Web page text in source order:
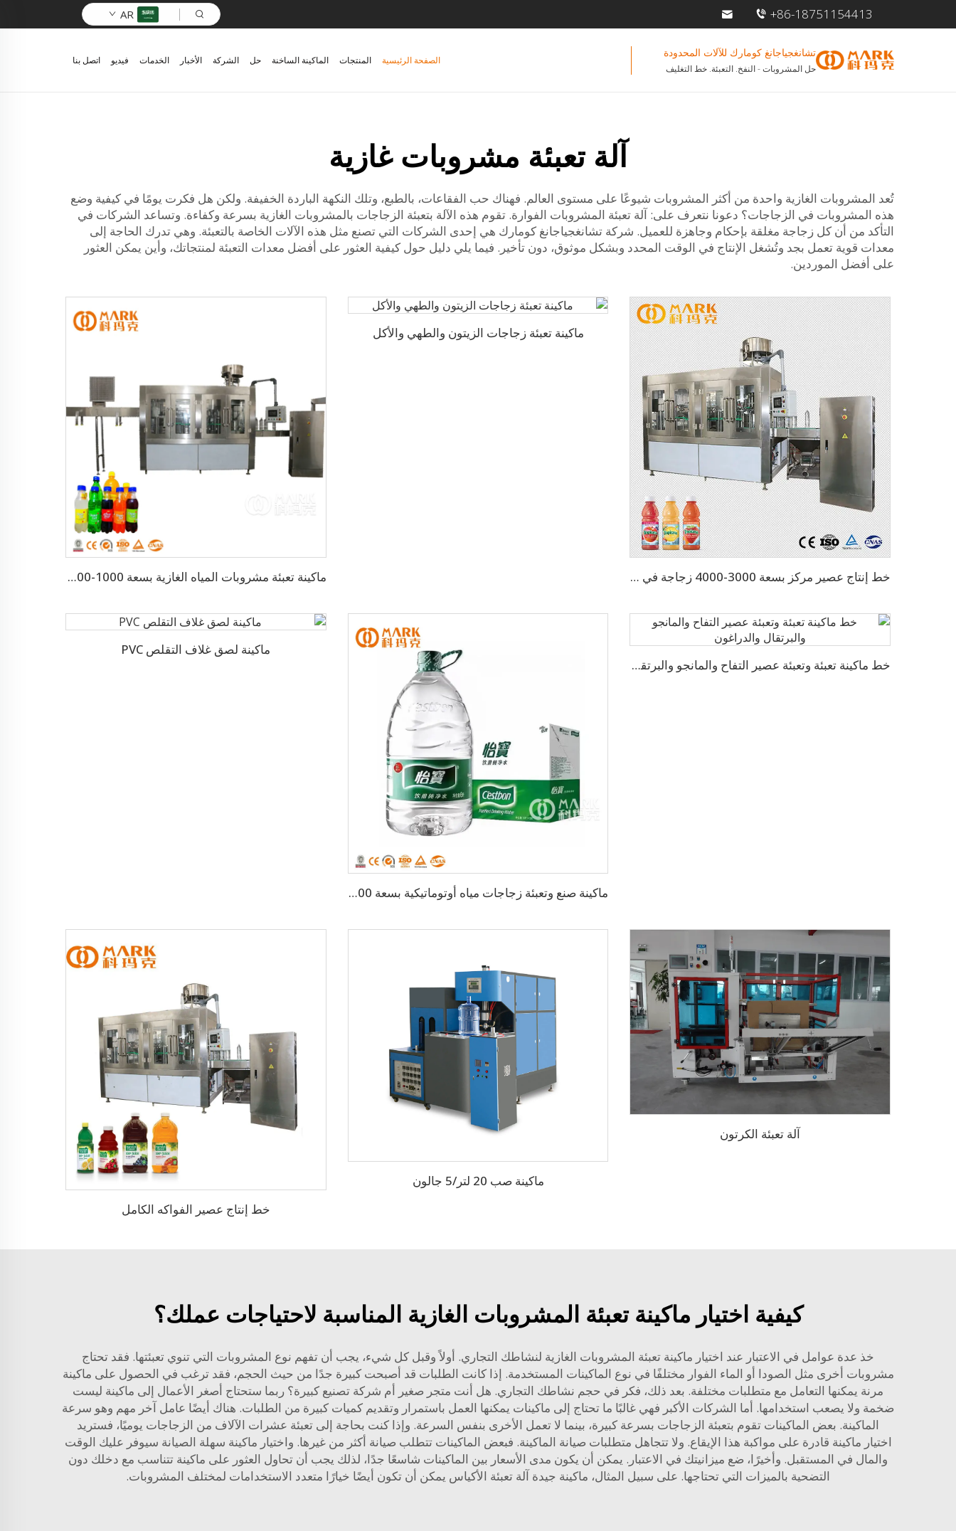
+86-18751154413
AR
تشانغجياجانغ كومارك للآلات المحدودة
حل المشروبات - النفخ. التعبئة. خط التغليف
الصفحة الرئيسية المنتجات الماكينة الساخنة حل الشركة الأخبار الخدمات فيديو اتصل بنا
آلة تعبئة مشروبات غازية
تُعد المشروبات الغازية واحدة من أكثر المشروبات شيوعًا على مستوى العالم. فهناك حب الفقاعات، بالطبع، وتلك النكهة الباردة الخفيفة. ولكن هل فكرت يومًا في كيفية وضع
هذه المشروبات في الزجاجات؟ دعونا نتعرف على: آلة تعبئة المشروبات الفوارة. تقوم هذه الآلة بتعبئة الزجاجات بالمشروبات الغازية بسرعة وكفاءة. وتساعد الشركات في
التأكد من أن كل زجاجة مغلقة بإحكام وجاهزة للعميل. شركة تشانغجياجانغ كومارك هي إحدى الشركات التي تصنع مثل هذه الآلات الخاصة بالتعبئة. وهي تدرك الحاجة إلى
معدات قوية تعمل بجد وتُشغل الإنتاج في الوقت المحدد وبشكل موثوق، دون تأخير. فيما يلي دليل حول كيفية العثور على أفضل معدات التعبئة لمنتجاتك، وأين يمكن العثور
على أفضل الموردين.
خط إنتاج عصير مركز بسعة 3000-4000 زجاجة في الساعة
ماكينة تعبئة زجاجات الزيتون والطهي والأكل
ماكينة تعبئة مشروبات المياه الغازية بسعة 1000-24000 زجاجة في الساعة
خط ماكينة تعبئة وتعبئة عصير التفاح والمانجو والبرتقال والدراغون
ماكينة صنع وتعبئة زجاجات مياه أوتوماتيكية بسعة 1000 زجاجة في الساعة سعة 3-10 لتر
ماكينة لصق غلاف التقلص PVC
آلة تعبئة الكرتون
ماكينة صب 20 لتر/5 جالون
خط إنتاج عصير الفواكه الكامل
كيفية اختيار ماكينة تعبئة المشروبات الغازية المناسبة لاحتياجات عملك؟
خذ عدة عوامل في الاعتبار عند اختيار ماكينة تعبئة المشروبات الغازية لنشاطك التجاري. أولاً وقبل كل شيء، يجب أن تفهم نوع المشروبات التي تنوي تعبئتها. فقد تحتاج
مشروبات أخرى مثل الصودا أو الماء الفوار مختلفًا في نوع الماكينات المستخدمة. إذا كانت الطلبات قد أصبحت كبيرة جدًا من حيث الحجم، فقد ترغب في الحصول على ماكينة
مرنة يمكنها التعامل مع متطلبات مختلفة. بعد ذلك، فكر في حجم نشاطك التجاري. هل أنت متجر صغير أم شركة تصنيع كبيرة؟ ربما ستحتاج أصغر الأعمال إلى ماكينة ليست
ضخمة ولا يصعب استخدامها. أما الشركات الأكبر فهي غالبًا ما تحتاج إلى ماكينات يمكنها العمل باستمرار وتقديم كميات كبيرة من الطلبات. هناك أيضًا عامل آخر مهم وهو سرعة
الماكينة. بعض الماكينات تقوم بتعبئة الزجاجات بسرعة كبيرة، بينما لا تعمل الأخرى بنفس السرعة. وإذا كنت بحاجة إلى تعبئة عشرات الآلاف من الزجاجات يوميًا، فستريد
اختيار ماكينة قادرة على مواكبة هذا الإيقاع. ولا تتجاهل متطلبات صيانة الماكينة. فبعض الماكينات تتطلب صيانة أكثر من غيرها. واختيار ماكينة سهلة الصيانة سيوفر عليك الوقت
والمال في المستقبل. وأخيرًا، ضع ميزانيتك في الاعتبار. يمكن أن يكون مدى الأسعار بين الماكينات شاسعًا جدًا، لذلك يجب أن تحاول العثور على ماكينة تتناسب مع دخلك دون
التضحية بالميزات التي تحتاجها. على سبيل المثال، ماكينة جيدة آلة تعبئة الأكياس يمكن أن تكون أيضًا خيارًا متعدد الاستخدامات لمختلف المشروبات.